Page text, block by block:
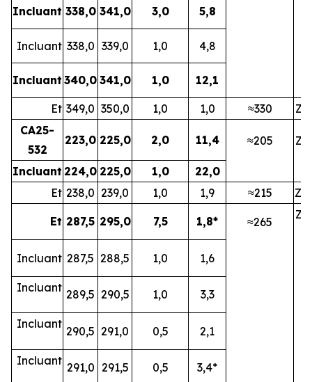
Incluant 338,0 341,0 3,0 5,8
Incluant 338,0 339,0 1,0 4,8
Incluant 340,0 341,0 1,0 12,1
Et 349,0 350,0 1,0 1,0 ≈330
CA25-
532
223,0 225,0 2,0 11,4 ≈205
Incluant 224,0 225,0 1,0
22,0
Et 238,0 239,0 1,0 1,9 ≈215
Et 287,5 295,0 7,5 1,8* ≈265
Incluant 287,5 288,5 1,0 1,6
Incluant 289,5 290,5 1,0 3,3
Incluant
290,5 291,0 0,5 2,1
Incluant 291,0 291,5 0,5 3,4*